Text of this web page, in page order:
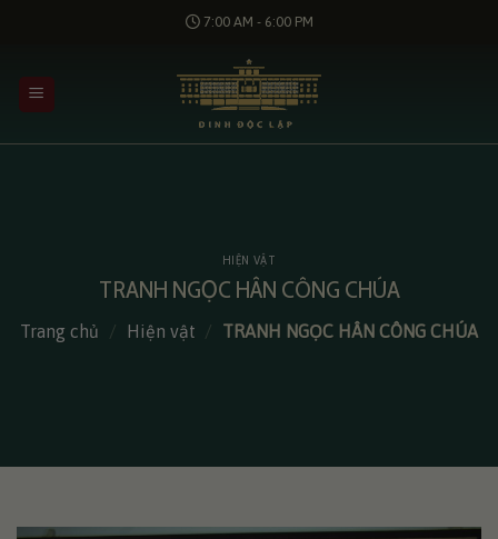
dung
7:00 AM - 6:00 PM
HIỆN VẬT
TRANH NGỌC HÂN CÔNG CHÚA
Trang chủ / Hiện vật / TRANH NGỌC HÂN CÔNG CHÚA